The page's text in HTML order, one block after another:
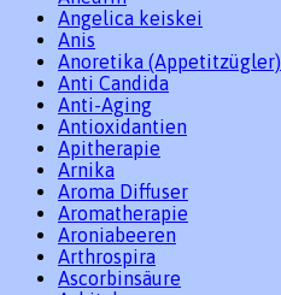
Angelica keiskei
Anis
Anoretika (Appetitzügler)
Anti Candida
Anti-Aging
Antioxidantien
Apitherapie
Arnika
Aroma Diffuser
Aromatherapie
Aroniabeeren
Arthrospira
Ascorbinsäure